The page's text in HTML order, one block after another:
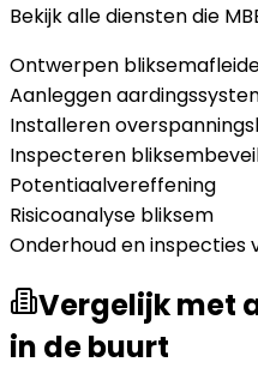
Bekijk alle diensten die
Ontwerpen
Aanleggen
Installeren
Inspecteren
Potentiaalvereffening
Risicoanalyse bliksem
Onderhoud en inspecties
Vergelijk met
in de buurt